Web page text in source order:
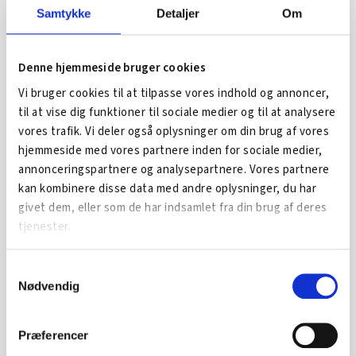
Samtykke Detaljer Om
Denne hjemmeside bruger cookies
Vi bruger cookies til at tilpasse vores indhold og annoncer,
til at vise dig funktioner til sociale medier og til at analysere
vores trafik. Vi deler også oplysninger om din brug af vores
hjemmeside med vores partnere inden for sociale medier,
annonceringspartnere og analysepartnere. Vores partnere
kan kombinere disse data med andre oplysninger, du har
givet dem, eller som de har indsamlet fra din brug af deres
tjenester.
Nødvendig
Præferencer
Har du spørgsmål?
Så kontakt ArbejdskraftAlliancens lokale partnere i
Faxe:
Faglig koordinator for virksomhedsserviceKristen
Olesenfra Faxe Kommune.
Tlf. 5620 3653
Mail:krol@faxekommune.dk
Erhvervskonsulent
fra Business Faxe.
Mail:pf@businessfaxe.dk